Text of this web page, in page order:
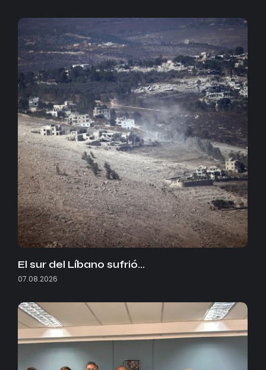
El sur del Líbano sufrió…
07.08.2026